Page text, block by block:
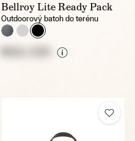
Bellroy Lite Ready Pack
Outdoorový batoh do terénu